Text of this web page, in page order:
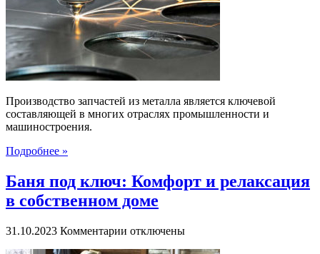
металла:
Продуктивность,
прочность
и
Производство запчастей из металла является ключевой
составляющей в многих отраслях промышленности и
машиностроения.
Подробнее »
Баня под ключ: Комфорт и релаксация
в собственном доме
31.10.2023 Комментарии котключены